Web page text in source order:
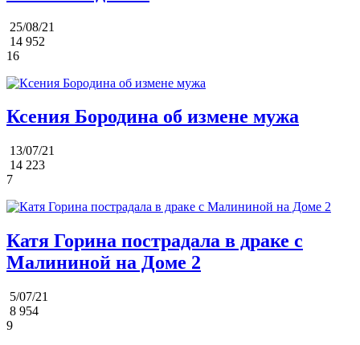
25/08/21
14 952
16
Ксения Бородина об измене мужа
13/07/21
14 223
7
Катя Горина пострадала в драке с
Малининой на Доме 2
5/07/21
8 954
9